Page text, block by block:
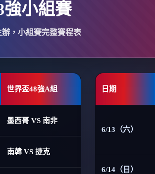
強小組賽
，小組賽完整賽程表
世界盃48強A組
墨西哥 VS 南非
南韓 VS 捷克
日期
6/13（六）
6/14（日）